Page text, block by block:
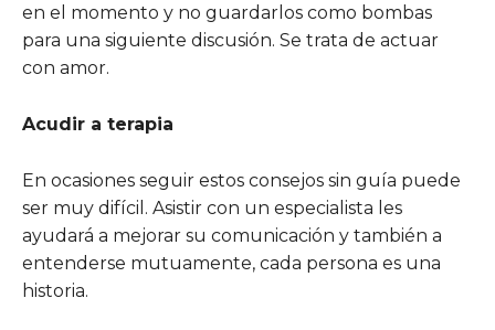
en el momento y no guardarlos como bombas
para una siguiente discusión. Se trata de actuar
con amor.
Acudir a terapia
En ocasiones seguir estos consejos sin guía puede
ser muy difícil. Asistir con un especialista les
ayudará a mejorar su comunicación y también a
entenderse mutuamente, cada persona es una
historia.